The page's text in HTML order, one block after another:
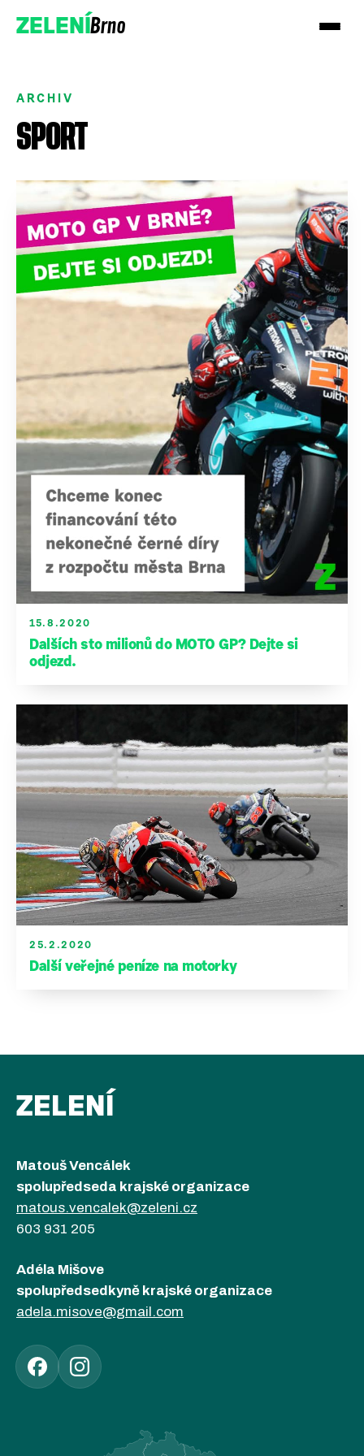
ZELENÍBrno
Přidejte se!
Podpořte nás darem
ARCHIV
SPORT
15.8.2020
Dalších sto milionů do MOTO GP? Dejte si
odjezd.
25.2.2020
Další veřejné peníze na motorky
ZELENÍ
Matouš Vencálek
spolupředseda krajské organizace
matous.vencalek@zeleni.cz
603 931 205
Adéla Mišove
spolupředsedkyně krajské organizace
adela.misove@gmail.com